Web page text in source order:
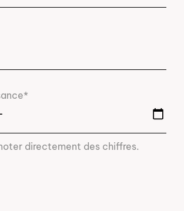
directement des chiffres.